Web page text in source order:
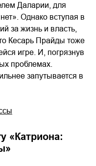
Даларии, для
Однако вступая в
за жизнь и власть,
Кесарь Прайды тоже
игре. И, погрязнув
проблемах.
запутывается в
« Катриона:
»